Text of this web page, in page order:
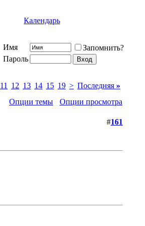
Календарь
Имя
Запомнить?
Пароль
11 12 13 14 15 19 > Последняя »
Опции темы
Опции просмотра
#161